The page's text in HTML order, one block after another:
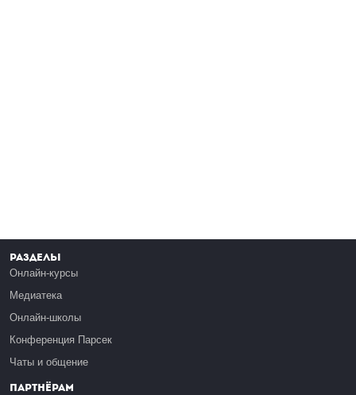
Разделы
Онлайн-курсы
Медиатека
Онлайн-школы
Конференция Парсек
Чаты и общение
Партнёрам